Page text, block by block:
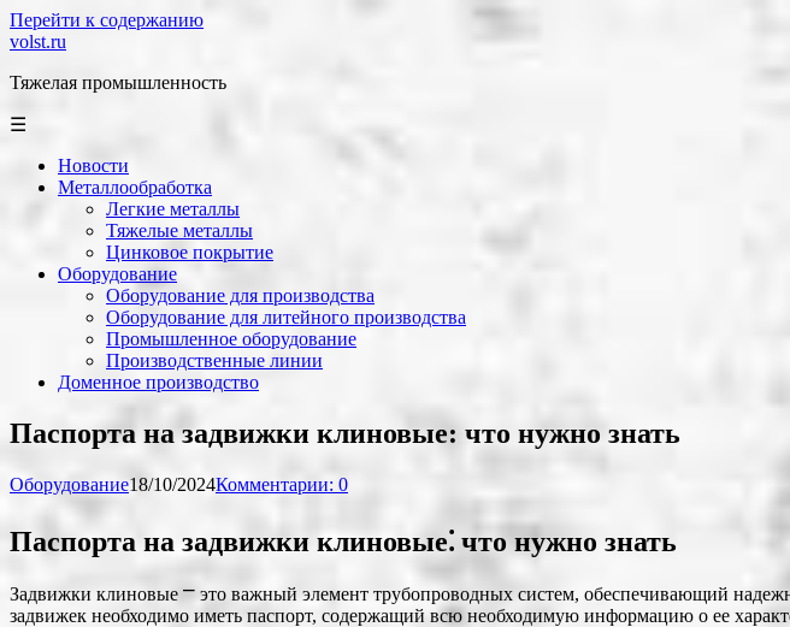
Перейти к содержанию
volst.ru
Тяжелая промышленность
☰
Новости
Металлообработка
Легкие металлы
Тяжелые металлы
Цинковое покрытие
Оборудование
Оборудование для производства
Оборудование для литейного производства
Промышленное оборудование
Производственные линии
Доменное производство
Паспорта на задвижки клиновые: что нужно знать
Оборудование18/10/2024Комментарии: 0
Паспорта на задвижки клиновые⁚ что нужно знать
Задвижки клиновые ⎻ это важный элемент трубопроводных систем, обеспечивающий
задвижек необходимо иметь паспорт, содержащий всю необходимую информацию о ее